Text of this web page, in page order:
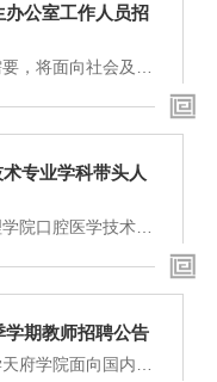
作共建有社区教育
与大健康实验室、
家智能社会治理实
办公室工作人员招
，将面向社会及应
办公室工作人员
称主要职责招聘人数
活动等短视频的全
招生宣传团队，优化
略，提升传播效能
专业学科带头人
院口腔医学技术专
专业学科带头人
宜公告如下：一、
医学技术专业的学
与实施；带领专业
学期教师招聘公告
府学院面向国内外